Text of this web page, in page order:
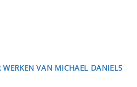
WERKEN VAN MICHAEL DANIELS